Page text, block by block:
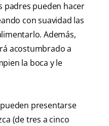
padres pueden hacer
con suavidad las
Además,
acostumbrado a
la boca y le
presentarse
(de tres a cinco